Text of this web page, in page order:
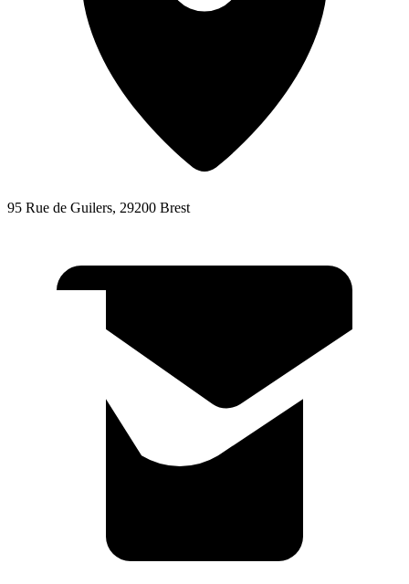
95 Rue de Guilers, 29200 Brest